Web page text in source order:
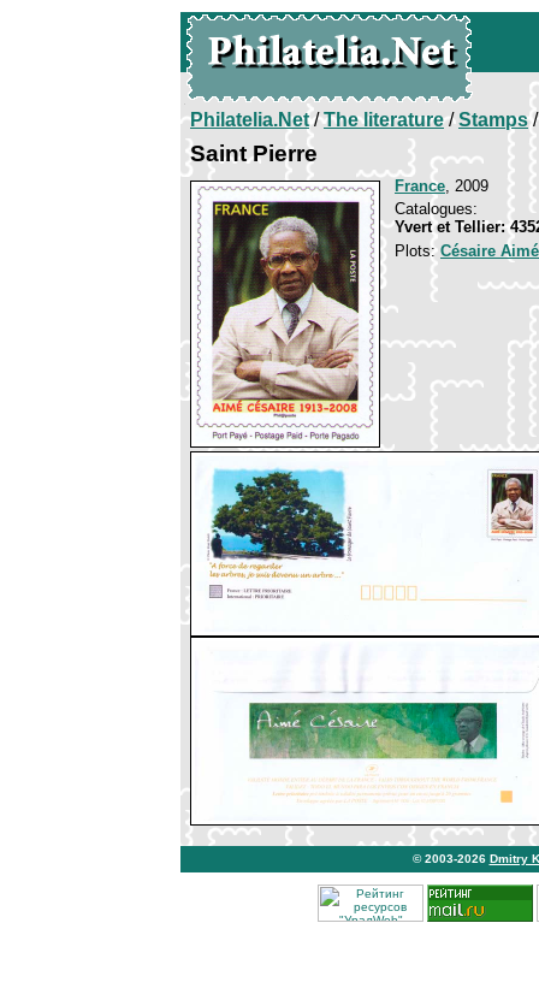
Philatelia.Net/The literature/Stamps/
Saint Pierre
France, 2009
Catalogues:
Yvert et Tellier:
Plots:Césaire Aimé
© 2003-2026 Dmitry